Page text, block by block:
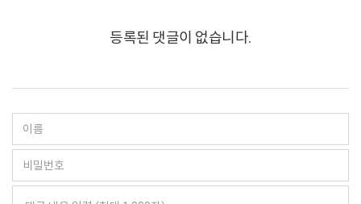
등록된 댓글이 없습니다.